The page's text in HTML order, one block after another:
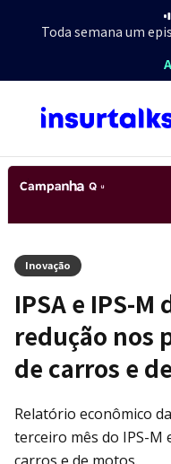
Toda semana um
Inovação
IPSA e IPS-
redução nos
de carros e
Relatório econômico
terceiro mês do IPS-M